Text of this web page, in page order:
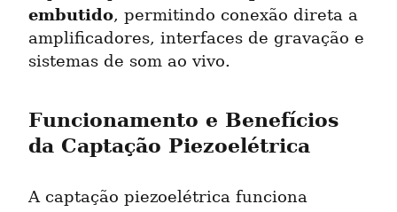
embutido, permitindo conexão direta a
amplificadores, interfaces de gravação e
sistemas de som ao vivo.
Funcionamento e Benefícios
da Captação Piezoelétrica
A captação piezoelétrica funciona